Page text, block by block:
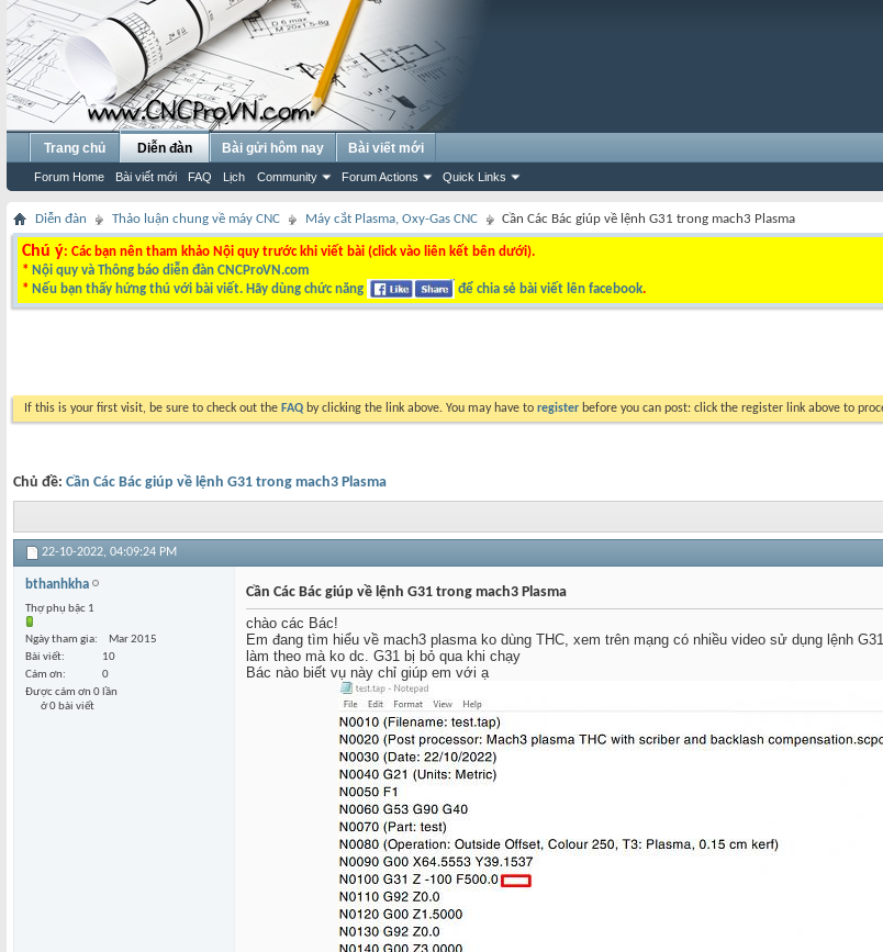
Trang chủ Diễn đàn
Forum Home Bài viết mới FAQ Lịch Community Forum Actions Quick Links
Bài gửi hôm nay Bài viết mới
Diễn đàn Thảo luận chung về máy CNC Máy cắt Plasma, Oxy-Gas CNC Cần Các Bác giúp về lệnh G31 trong mach3 Plasma
Chú ý: Các bạn nên tham khảo Nội quy trước khi viết bài (click vào liên kết bên dưới).
* Nội quy và Thông báo diễn đàn CNCProVN.com
* Nếu bạn thấy hứng thú với bài viết. Hãy dùng chức năng để chia sẻ bài viết lên facebook.
If this is your first visit, be sure to check out the FAQ by clicking the link above. You may have to register before you can post: click the register link above to
Chủ đề: Cần Các Bác giúp về lệnh G31 trong mach3 Plasma
22-10-2022, 04:09:24 PM
bthanhkha
Thợ phụ bậc 1
Ngày tham gia
Mar 2015
Bài viết
10
Cám ơn
0
Được cám ơn 0 lần
ở 0 bài viết
Cần Các Bác giúp về lệnh G31 trong mach3 Plasma
chào các Bác!
Em đang tìm hiểu về mach3 plasma ko dùng THC, xem trên mạng có nhiều video sử dụng lệnh
làm theo mà ko dc. G31 bị bỏ qua khi chạy
Bác nào biết vụ này chỉ giúp em với ạ